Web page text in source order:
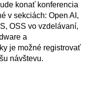
konať konferencia
v sekciách: Open AI,
OSS vo vzdelávaní,
a
je možné registrovať
návštevu.